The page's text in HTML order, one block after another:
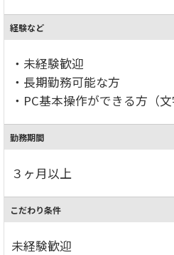
経験など
・未経験歓迎
・長期勤務可能な方
・PC基本操作ができる方（文
勤務期間
３ヶ月以上
こだわり条件
未経験歓迎